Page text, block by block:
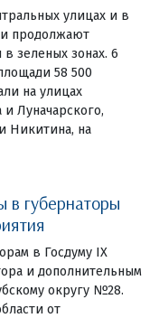
улицах и в
продолжают
зеленых зонах. 6
58 500
на улицах
Луначарского,
Никитина, на
в губернаторы
в Госдуму IX
и дополнительным
округу №28.
от